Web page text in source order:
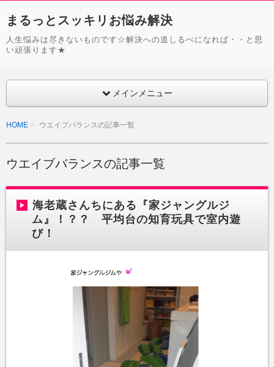
まるっとスッキリお悩み解決
人生悩みは尽きないものです☆解決への道しるべになれば・・と思
い頑張ります★
メインメニュー
HOME ウエイブバランスの記事一覧
ウエイブバランスの記事一覧
海老蔵さんちにある『家ジャングルジ
ム』！？？ 平均台の知育玩具で室内遊
び！